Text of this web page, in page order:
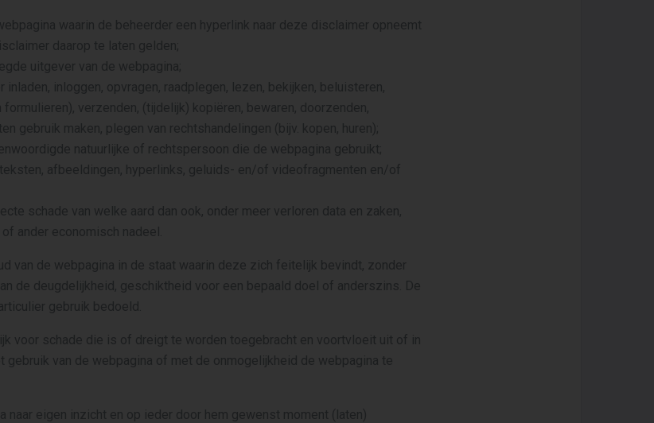
waarin de beheerder een hyperlink naar deze disclaimer opneemt
daarop te laten gelden;
uitgever van de webpagina;
inladen, inloggen, opvragen, raadplegen, lezen, bekijken, beluisteren,
formulieren), verzenden, (tijdelijk) kopiëren, bewaren, doorzenden,
gebruik maken, plegen van rechtshandelingen (bijv. kopen, huren);
natuurlijke of rechtspersoon die de webpagina gebruikt;
afbeeldingen, hyperlinks, geluids- en/of videofragmenten en/of
schade van welke aard dan ook, onder meer verloren data en zaken,
ander economisch nadeel.
van de webpagina in de staat waarin deze zich feitelijk bevindt, zonder
de deugdelijkheid, geschiktheid voor een bepaald doel of anderszins. De
gebruik bedoeld.
voor schade die is of dreigt te worden toegebracht en voortvloeit uit of in
gebruik van de webpagina of met de onmogelijkheid de webpagina te
naar eigen inzicht en op ieder door hem gewenst moment (laten)